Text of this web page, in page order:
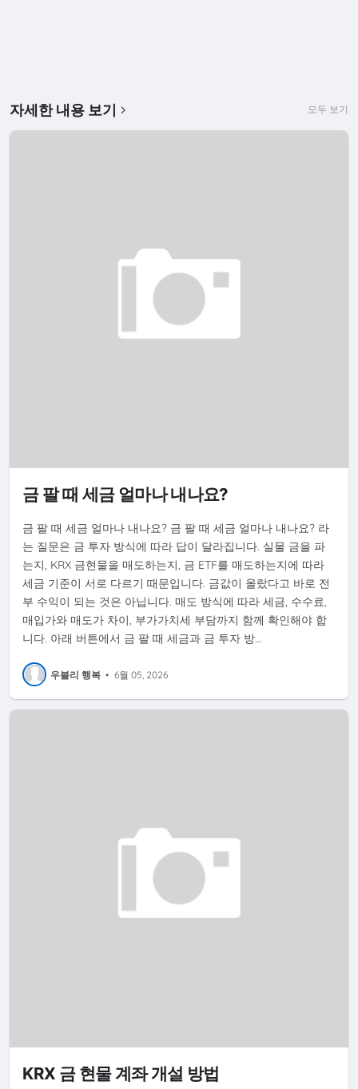
자세한 내용 보기 모두 보기
금 팔 때 세금 얼마나 내나요?
금 팔 때 세금 얼마나 내나요? 금 팔 때 세금 얼마나 내나요? 라
는 질문은 금 투자 방식에 따라 답이 달라집니다. 실물 금을 파
는지, KRX 금현물을 매도하는지, 금 ETF를 매도하는지에 따라
세금 기준이 서로 다르기 때문입니다. 금값이 올랐다고 바로 전
부 수익이 되는 것은 아닙니다. 매도 방식에 따라 세금, 수수료,
매입가와 매도가 차이, 부가가치세 부담까지 함께 확인해야 합
니다. 아래 버튼에서 금 팔 때 세금과 금 투자 방…
우블리 행복 • 6월 05, 2026
KRX 금 현물 계좌 개설 방법